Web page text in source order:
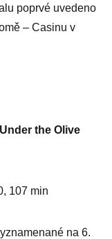
poprvé uvedeno
– Casinu v
the Olive
107 min
na 6.